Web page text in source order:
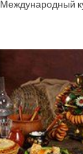
Международный